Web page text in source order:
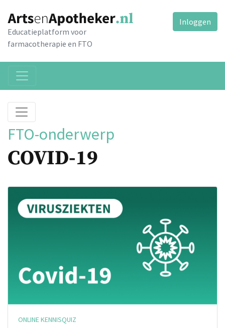
Educatieplatform voor
farmacotherapie en FTO
Inloggen
FTO-onderwerp
COVID-19
ONLINE KENNISQUIZ